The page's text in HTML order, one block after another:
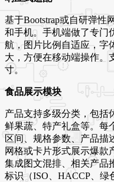
基于Bootstrap或自研弹性
和手机。手机端做了专门
航，图片比例自适应，字
大，方便在移动端操作。
寸。
食品展示模块
产品支持多级分类，包括
鲜果蔬、特产礼盒等。每
区间、规格参数、产品描
网格或卡片形式展示爆款
集成图文混排、相关产品
标识（ISO、HACCP、绿